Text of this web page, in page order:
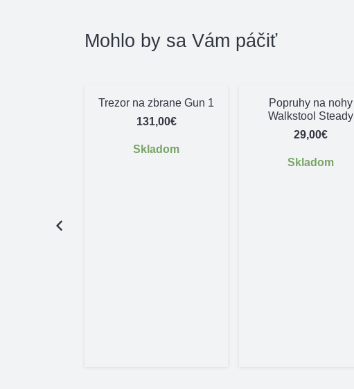
Mohlo by sa Vám páčiť
Trezor na zbrane Gun 1
131,00€
Skladom
Popruhy na nohy
Walkstool Steady
29,00€
Skladom